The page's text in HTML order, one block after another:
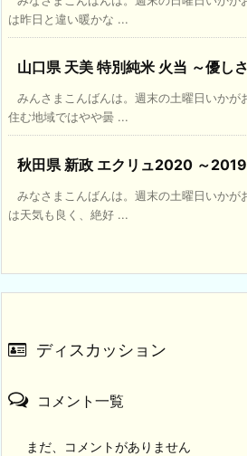
は昨日と違い暖かな ...
山口県 天美 特別純米 火当 ～優し
みんさまこんばんは。週末の土曜日いかが
住む地域ではやや曇 ...
秋田県 新政 エクリュ2020 ～
みなさまこんばんは。週末の土曜日いかが
は天気も良く、絶好 ...
ディスカッション
コメント一覧
まだ、コメントがありません